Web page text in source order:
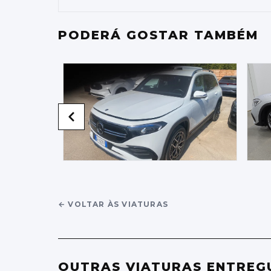
PODERÁ GOSTAR TAMBÉM
←VOLTAR ÀS VIATURAS
OUTRAS VIATURAS